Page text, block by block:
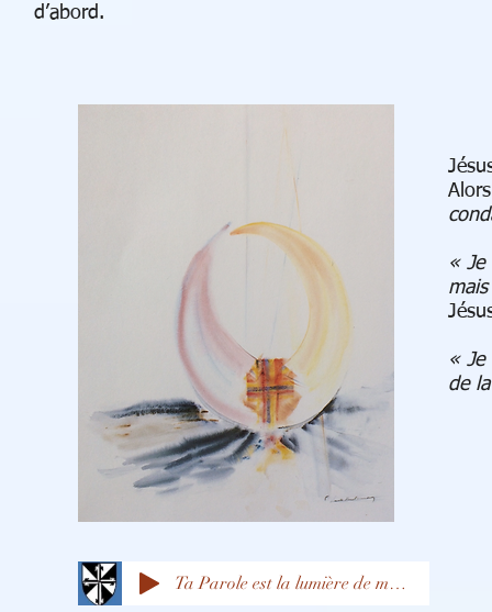
d’abord.
« Je
« Je
de
Ta Parole est la lumière de mes pas